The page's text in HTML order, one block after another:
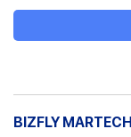
BIZFLY MARTECH